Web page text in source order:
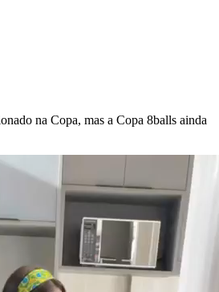
na Copa, mas a Copa 8balls ainda